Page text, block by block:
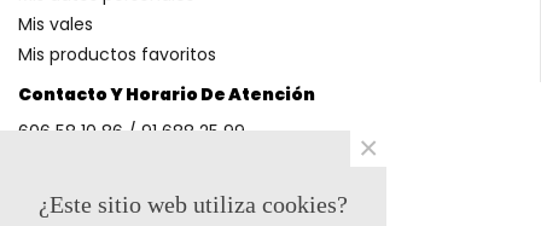
Contacto Y Horario De Atención
606 58 10 86 / 91 688 25 99
Mis vales
Mis productos favoritos
¿Este sitio web utiliza cookies?
×